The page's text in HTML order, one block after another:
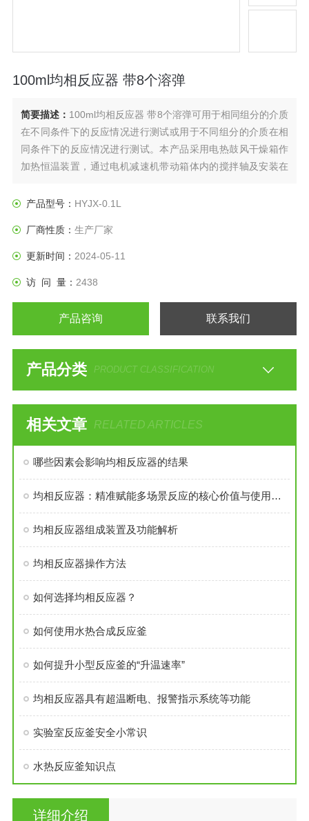
100ml均相反应器 带8个溶弹
简要描述： 100ml均相反应器 带8个溶弹可用于相同组分的介质
在不同条件下的反应情况进行测试或用于不同组分的介质在相
同条件下的反应情况进行测试。本产品采用电热鼓风干燥箱作
加热恒温装置，通过电机减速机带动箱体内的搅拌轴及安装在
产品型号： HYJX-0.1L
厂商性质： 生产厂家
更新时间： 2024-05-11
访 问 量： 2438
产品咨询 联系我们
产品分类 PRODUCT CLASSIFICATION
相关文章 RELATED ARTICLES
哪些因素会影响均相反应器的结果
均相反应器：精准赋能多场景反应的核心价值与使用目的
均相反应器组成装置及功能解析
均相反应器操作方法
如何选择均相反应器？
如何使用水热合成反应釜
如何提升小型反应釜的“升温速率”
均相反应器具有超温断电、报警指示系统等功能
实验室反应釜安全小常识
水热反应釜知识点
详细介绍